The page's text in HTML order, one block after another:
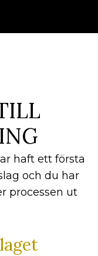
haft ett första
och du har
processen ut